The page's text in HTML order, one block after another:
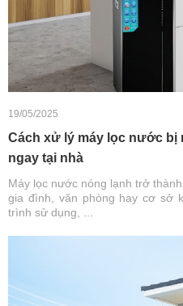
19/05/2025
Cách xử lý máy lọc nước bị
ngay tại nhà
Máy lọc nước nóng lạnh trở
gia đình, văn phòng hay cơ sở
trình sử dụng, ...